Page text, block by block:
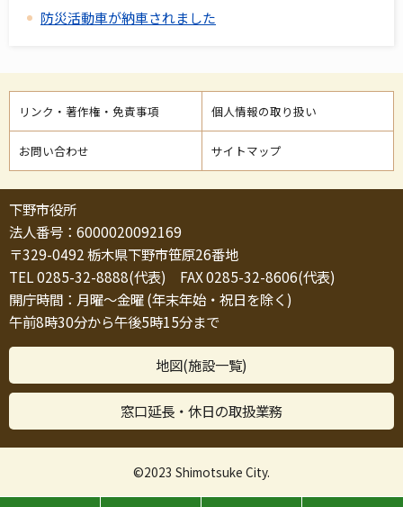
防災活動車が納車されました
リンク・著作権・免責事項 個人情報の取り扱い
お問い合わせ サイトマップ
下野市役所
法人番号：6000020092169
〒329-0492 栃木県下野市笹原26番地
TEL 0285-32-8888(代表) FAX 0285-32-8606(代表)
開庁時間：月曜～金曜 (年末年始・祝日を除く)
午前8時30分から午後5時15分まで
地図(施設一覧)
窓口延長・休日の取扱業務
©2023 Shimotsuke City.